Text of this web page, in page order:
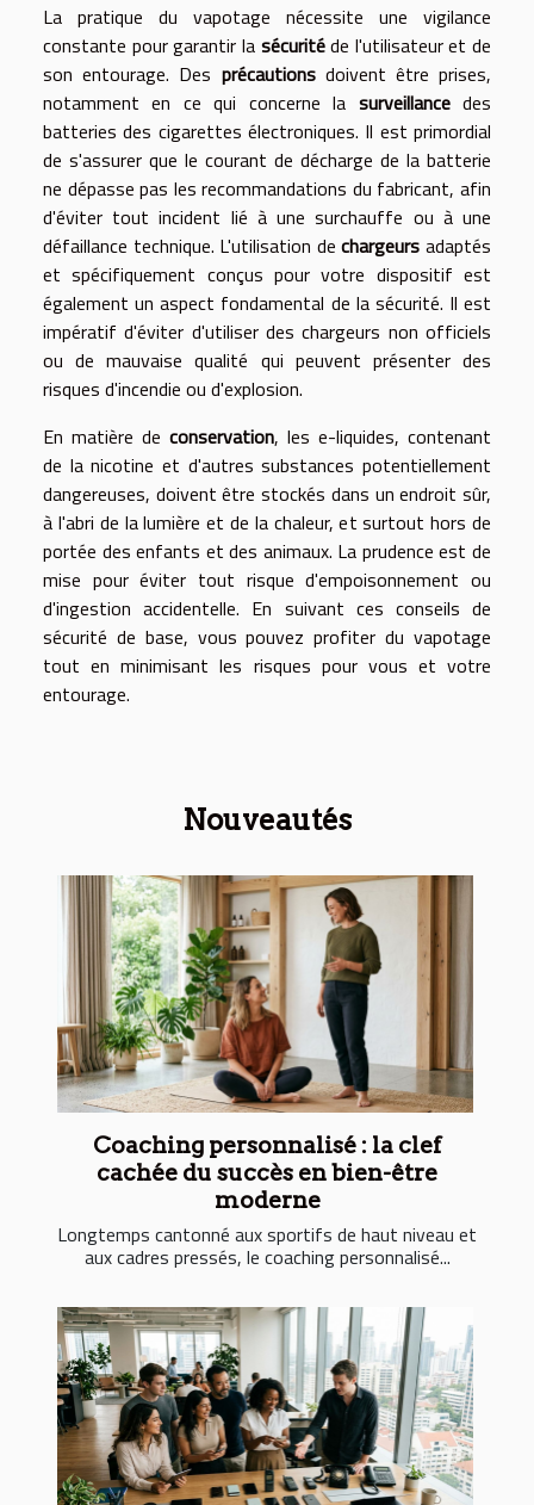
La pratique du vapotage nécessite une vigilance
constante pour garantir la sécuritéde l'utilisateur et de
son entourage. Des précautionsdoivent être prises,
notamment en ce qui concerne la surveillancedes
batteries des cigarettes électroniques. Il est primordial
de s'assurer que le courant de décharge de la batterie
ne dépasse pas les recommandations du fabricant, afin
d'éviter tout incident lié à une surchauffe ou à une
défaillance technique. L'utilisation dechargeurs adaptés
et spécifiquement conçus pour votre dispositif est
également un aspect fondamental de la sécurité. Il est
impératif d'éviter d'utiliser des chargeurs non officiels
ou de mauvaise qualité qui peuvent présenter des
risques d'incendie ou d'explosion.
En matière de conservation, les e-liquides, contenant
de la nicotine et d'autres substances potentiellement
dangereuses, doivent être stockés dans un endroit sûr,
à l'abri de la lumière et de la chaleur, et surtout hors de
portée des enfants et des animaux. La prudence est de
mise pour éviter tout risque d'empoisonnement ou
d'ingestion accidentelle. En suivant ces conseils de
sécurité de base, vous pouvez profiter du vapotage
tout en minimisant les risques pour vous et votre
entourage.
Nouveautés
Coaching personnalisé : la clef
cachée du succès en bien-être
moderne
Longtemps cantonné aux sportifs de haut niveau et
aux cadres pressés, le coaching personnalisé...